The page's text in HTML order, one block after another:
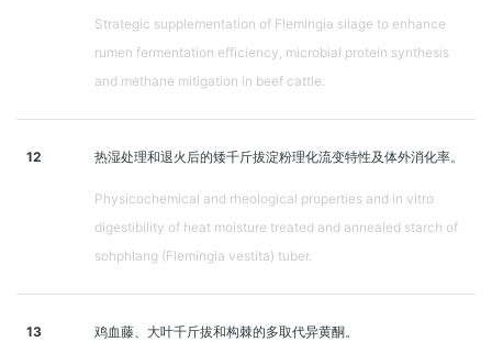
Strategic supplementation of Flemingia silage to enhance
rumen fermentation efficiency, microbial protein synthesis
and methane mitigation in beef cattle.
12 热湿处理和退火后的矮千斤拔淀粉理化流变特性及体外消化率。
Physicochemical and rheological properties and in vitro
digestibility of heat moisture treated and annealed starch of
sohphlang (Flemingia vestita) tuber.
13 鸡血藤、大叶千斤拔和构棘的多取代异黄酮。